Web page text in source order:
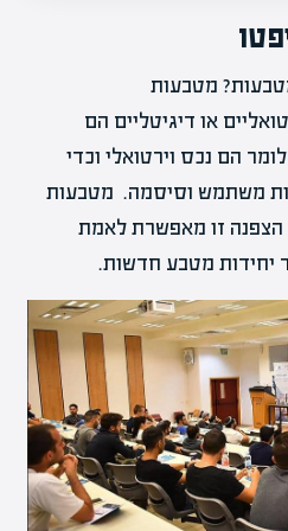
מטבעות
או דיגיטליים הם
הם נכס וירטואלי וכדי
משתמש וסיסמה. מטבעות
הצפנה זו מאפשרת לאמת
יחידות מטבע חדשות.